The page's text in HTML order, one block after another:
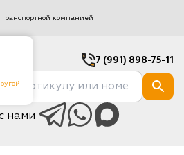
транспортной компанией
7 (991) 898-75-11
нами